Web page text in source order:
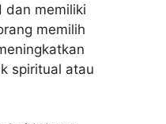
dan memiliki
memilih
spiritual atau